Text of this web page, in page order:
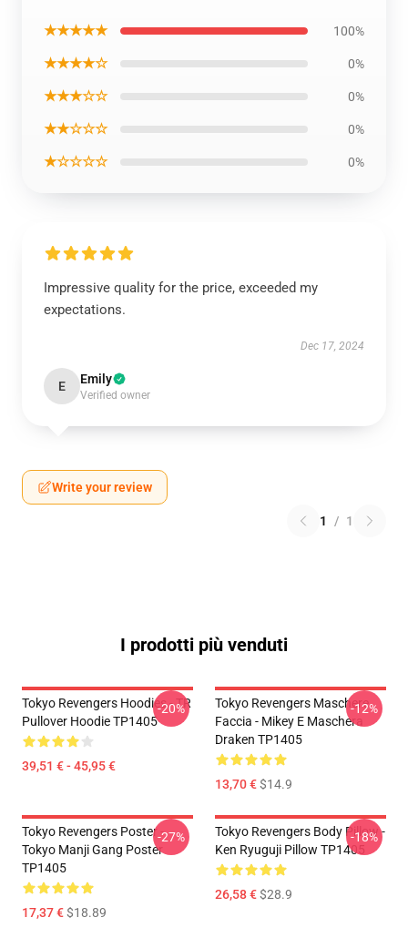
★★★★★ 100%
★★★★☆ 0%
★★★☆☆ 0%
★★☆☆☆ 0%
★☆☆☆☆ 0%
Impressive quality for the price, exceeded my
expectations.
Dec 17, 2024
E Emily
Verified owner
Write your review
1 / 1
I prodotti più venduti
Tokyo Revengers Hoodies - TR
Pullover Hoodie TP1405
39,51 € - 45,95 €
-20%
Tokyo Revengers Maschere
Faccia - Mikey E Maschera
Draken TP1405
13,70 €$14.9
-12%
Tokyo Revengers Poster -
Tokyo Manji Gang Poster
TP1405
17,37 €$18.89
-27%
Tokyo Revengers Body Pillow -
Ken Ryuguji Pillow TP1405
26,58 €$28.9
-18%